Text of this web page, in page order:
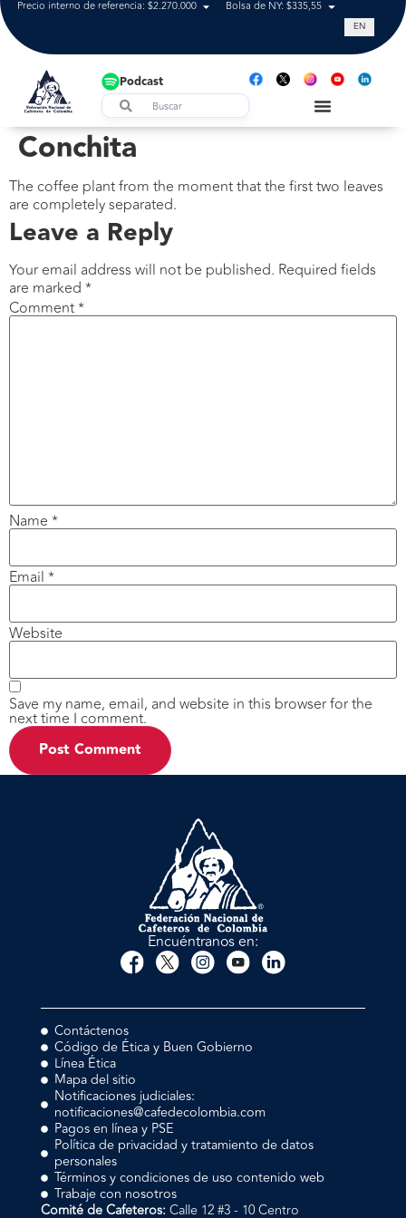
Precio interno de referencia: $2.270.000 Bolsa de NY: $335,55 Tasa de
EN
Podcast
Conchita
The coffee plant from the moment that the first two leaves
are completely separated.
Leave a Reply
Your email address will not be published. Required fields
are marked *
Comment*
Name *
Email *
Website
Save my name, email, and website in this browser for the
next time I comment.
Encuéntranos en:
Contáctenos
Código de Ética y Buen Gobierno
Línea Ética
Mapa del sitio
Notificaciones judiciales:
notificaciones@cafedecolombia.com
Pagos en línea y PSE
Política de privacidad y tratamiento de datos
personales
Términos y condiciones de uso contenido web
Trabaje con nosotros
Comité de Cafeteros: Calle 12 #3 - 10 Centro